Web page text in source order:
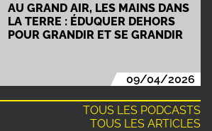
AU GRAND AIR, LES MAINS DANS
LA TERRE : ÉDUQUER DEHORS
POUR GRANDIR ET SE GRANDIR
09/04/2026
TOUS LES PODCASTS
TOUS LES ARTICLES